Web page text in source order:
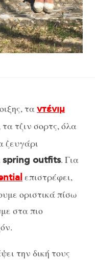
ταντένιμ
τα τζιν σορτς, όλα
ζευγάρι
spring outfits. Για
επιστρέφει,
οριστικά πίσω
στα πιο
την δική τους